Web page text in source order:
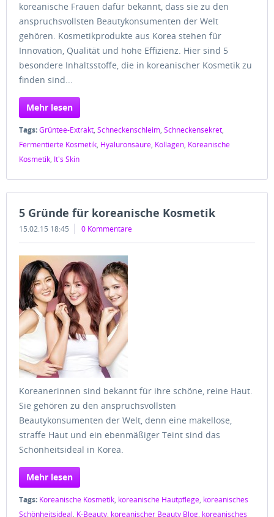
koreanische Frauen dafür bekannt, dass sie zu den
anspruchsvollsten Beautykonsumenten der Welt
gehören. Kosmetikprodukte aus Korea stehen für
Innovation, Qualität und hohe Effizienz. Hier sind 5
besondere Inhaltsstoffe, die in koreanischer Kosmetik zu
finden sind...
Mehr lesen
Tags:Grüntee-Extrakt, Schneckenschleim, Schneckensekret,
Fermentierte Kosmetik, Hyaluronsäure, Kollagen, Koreanische
Kosmetik, It's Skin
5 Gründe für koreanische Kosmetik
15.02.15 18:45 0 Kommentare
Koreanerinnen sind bekannt für ihre schöne, reine Haut.
Sie gehören zu den anspruchsvollsten
Beautykonsumenten der Welt, denn eine makellose,
straffe Haut und ein ebenmäßiger Teint sind das
Schönheitsideal in Korea.
Mehr lesen
Tags: Koreanische Kosmetik, koreanische Hautpflege, koreanisches
Schönheitsideal, K-Beauty, koreanischer Beauty Blog, koreanisches